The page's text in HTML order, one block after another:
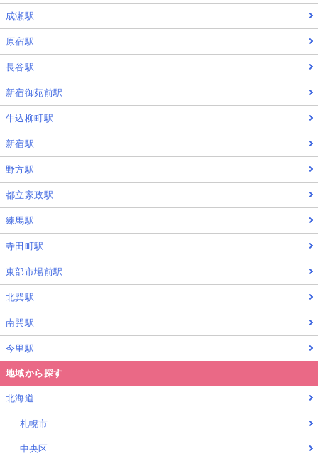
成瀬駅
原宿駅
長谷駅
新宿御苑前駅
牛込柳町駅
新宿駅
野方駅
都立家政駅
練馬駅
寺田町駅
東部市場前駅
北巽駅
南巽駅
今里駅
地域から探す
北海道
札幌市
中央区